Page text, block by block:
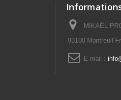
MIKAËL
93100 Montreuil
E-mail :